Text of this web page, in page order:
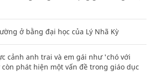
ở bằng đại học của Lý Nhã Kỳ
cảnh anh trai và em gái như 'chó với
phát hiện một vấn đề trong giáo dục